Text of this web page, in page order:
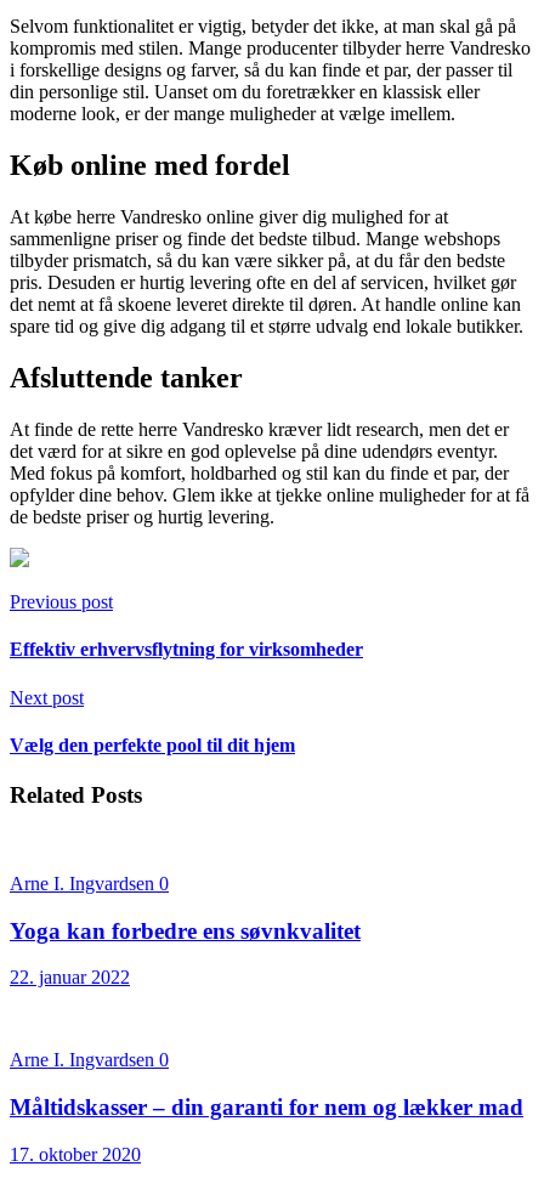
Selvom funktionalitet er vigtig, betyder det ikke, at man skal gå på
kompromis med stilen. Mange producenter tilbyder herre Vandresko
i forskellige designs og farver, så du kan finde et par, der passer til
din personlige stil. Uanset om du foretrækker en klassisk eller
moderne look, er der mange muligheder at vælge imellem.
Køb online med fordel
At købe herre Vandresko online giver dig mulighed for at
sammenligne priser og finde det bedste tilbud. Mange webshops
tilbyder prismatch, så du kan være sikker på, at du får den bedste
pris. Desuden er hurtig levering ofte en del af servicen, hvilket gør
det nemt at få skoene leveret direkte til døren. At handle online kan
spare tid og give dig adgang til et større udvalg end lokale butikker.
Afsluttende tanker
At finde de rette herre Vandresko kræver lidt research, men det er
det værd for at sikre en god oplevelse på dine udendørs eventyr.
Med fokus på komfort, holdbarhed og stil kan du finde et par, der
opfylder dine behov. Glem ikke at tjekke online muligheder for at få
de bedste priser og hurtig levering.
Previous post
Effektiv erhvervsflytning for virksomheder
Next post
Vælg den perfekte pool til dit hjem
Related Posts
Arne I. Ingvardsen 0
Yoga kan forbedre ens søvnkvalitet
22. januar 2022
Arne I. Ingvardsen 0
Måltidskasser – din garanti for nem og lækker mad
17. oktober 2020